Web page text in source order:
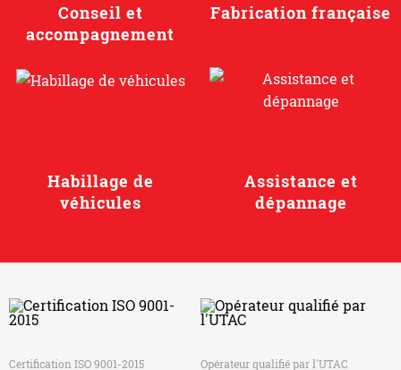
Conseil et
accompagnement
Fabrication française
Habillage de
véhicules
Assistance et
dépannage
Certification ISO 9001-2015 Opérateur qualifié par l'UTAC